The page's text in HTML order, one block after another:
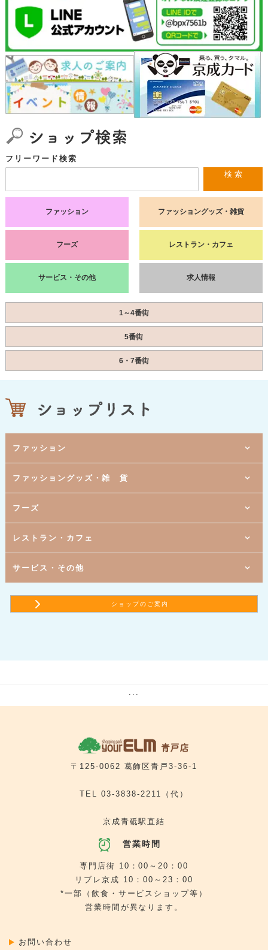
フリーワード検索
検 索
ファッション ファッショングッズ・雑貨
フーズ レストラン・カフェ
サービス・その他 求人情報
1～4番街
5番街
6・7番街
ファッション
6番街 [ 紳士服・メンズカジュアル ]
タカキュー
6番街 [ レディスファッション ]
ハニーズ
5番街 [ 婦人服 ]
ブティック ウィズダム
5番街 [ レディスファッション ]
deux sat ドゥサット
5番街 [ 婦人服 ]
グレース
ファッショングッズ・雑 貨
6番街 [ ファッション雑貨／ランジェリー ]
サンルージュ
6番街 [ 書籍・雑誌 ]
文教堂書店
6番街 [ 文具・事務用品 ]
ぶんぐ屋
7番街 [ 靴の小売 ]
a.r.u.c
5番街 [ アクセサリー ]
Panash ～パナシュ～
5番街 [ ドラッグストア ]
ココカラファイン
7番街 [ 寝具とタオルの専門店 ]
room＆room ペティート
5番街 [ 調剤薬局 ]
フーズ
5番街 [ すし ]
京樽
4番街 [ スーパーマーケット ]
リブレ京成
5番街 [ 洋菓子 ]
東京風月堂
5番街 [ 和・洋菓子 ]
銀座 文明堂
5番街 [ 和・洋菓子 ]
おかしのまちおか
5番街 [ コーヒー・ワイン・輸入食品 ]
レストラン・カフェ
3番街 [ 居酒屋 ]
千年の宴
5番街 [ サンドイッチ ]
サブウェイ ユアエルム青戸店
5番街 [ 讃岐うどん ]
はなまるうどん
5番街 [ ベーカリーカフェ ]
サービス・その他
6番街 [ 総合保険代理店 ]
保険クリニック
5番街 [ フラワーアレンジメント ]
テルル ユアエルム青戸店
ショップのご案内
〒125-0062 葛飾区青戸3-36-1
TEL03-3838-2211 （代）
京成青砥駅直結
営業時間
専門店街 10：00～20：00
リブレ京成 10：00～23：00
*一部（飲食・サービスショップ等）
営業時間が異なります。
お問い合わせ